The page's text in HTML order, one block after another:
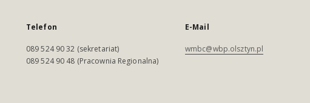
Telefon
089 524 90 32 (sekretariat)
089 524 90 48 (Pracownia Regionalna)
E-Mail
wmbc@wbp.olsztyn.pl